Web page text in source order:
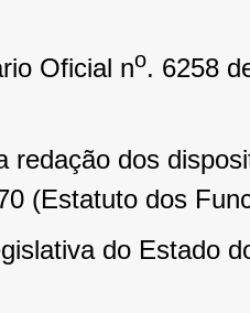
Oficial no. 6258
redação dos
(Estatuto dos
do Estado